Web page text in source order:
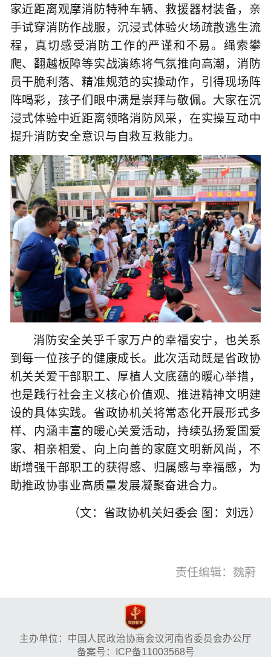
家近距离观摩消防特种车辆、救援器材装备，亲
手试穿消防作战服，沉浸式体验火场疏散逃生流
程，真切感受消防工作的严谨和不易。绳索攀
爬、翻越板障等实战演练将气氛推向高潮， 消防
员干脆利落、精准规范的实操动作，引得现场阵
阵喝彩，孩子们眼中满是崇拜与敬佩。大家在沉
浸式体验中近距离领略消防风采，在实操互动中
提升消防安全意识与自救互救能力。
消防安全关乎千家万户的幸福安宁，也关系
到每一位孩子的健康成长。此次活动既是省政协
机关关爱干部职工、厚植人文底蕴的暖心举措，
也是践行社会主义核心价值观、推进精神文明建
设的具体实践。省政协机关将常态化开展形式多
样、内涵丰富的暖心关爱活动，持续弘扬爱国爱
家、相亲相爱、向上向善的家庭文明新风尚，不
断增强干部职工的获得感、归属感与幸福感，为
助推政协事业高质量发展凝聚奋进合力。
（文： 省政协机关妇委会 图：刘远）
责任编辑：魏蔚
主办单位：中国人民政治协商会议河南省委员会办公厅
备案号：ICP备11003568号